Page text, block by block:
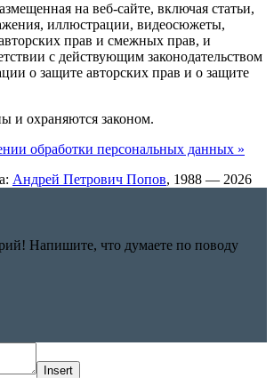
на веб-сайте, включая статьи,
иллюстрации, видеосюжеты,
прав и смежных прав, и
с действующим законодательством
о защите авторских прав и о защите
и охраняются законом.
обработки персональных данных »
Андрей Петрович Попов, 1988 — 2026
Напишите, что думаете по поводу
Insert